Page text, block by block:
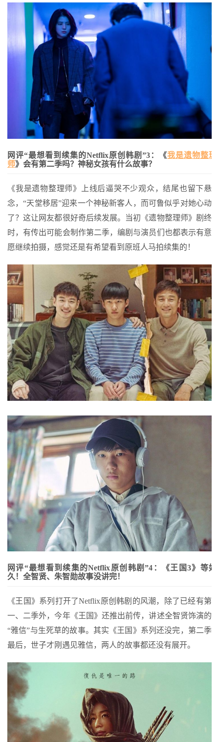
网评“最想看到续集的Netflix原创韩剧”3：《我是遗物整理
师》会有第二季吗？神秘女孩有什么故事？
《我是遗物整理师》上线后逼哭不少观众，结尾也留下悬
念，“天堂移居”迎来一个神秘新客人，而可鲁似乎对她心动
了？这让网友都很好奇后续发展。当初《遗物整理师》剧终
时，有传出可能会制作第二季，编剧与演员们也都表示有意
愿继续拍摄，感觉还是有希望看到原班人马拍续集的！
网评“最想看到续集的Netflix原创韩剧”4：《王国3》等好
久！全智贤、朱智勋故事没讲完！
《王国》系列打开了Netflix原创韩剧的风潮，除了已经有第
一、二季外，今年《王国》还推出前传，讲述全智贤饰演的
“雅信”与生死草的故事。其实《王国》系列还没完，第二季
最后，世子才刚遇见雅信，两人的故事都还没有展开。